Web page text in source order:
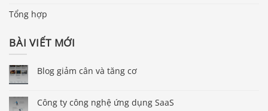
Tổng hợp
BÀI VIẾT MỚI
Blog giảm cân và tăng cơ
Công ty công nghệ ứng dụng SaaS